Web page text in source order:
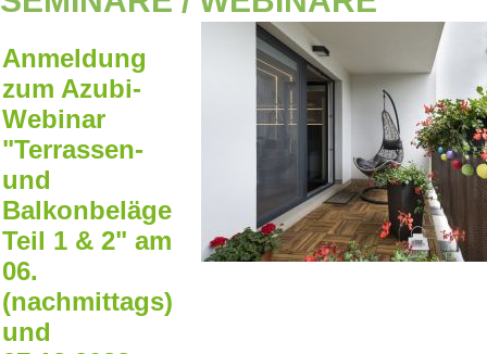
Anmeldung
zum Azubi-
Webinar
"Terrassen-
und
Balkonbeläge
Teil 1 & 2" am
06.
(nachmittags)
und